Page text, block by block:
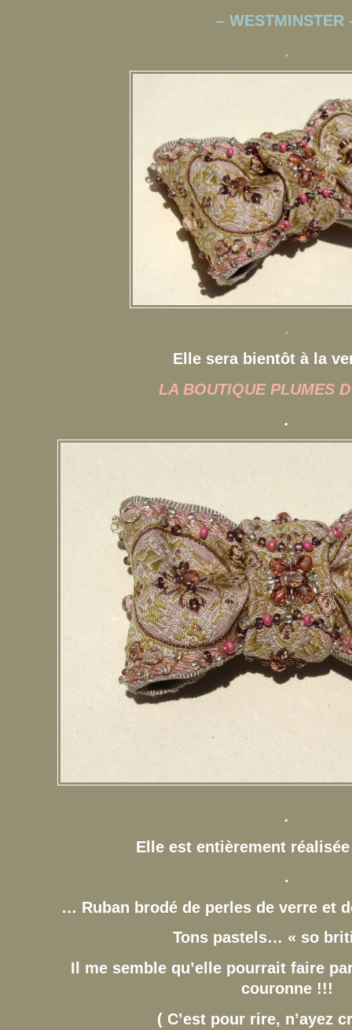
– WESTMINSTER
.
.
Elle sera bientôt à la
LA BOUTIQUE PLUMES
.
.
Elle est entièrement
.
… Ruban brodé de perles de verre et
Tons pastels… « so
Il me semble qu’elle pourrait faire
couronne !!!
( C’est pour rire, n’ayez